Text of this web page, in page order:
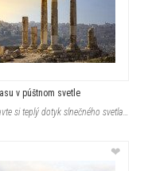
v púštnom svetle
Predstavte si teplý dotyk slnečného svetla, ktorý osvetľuje staroveké stĺ
❤